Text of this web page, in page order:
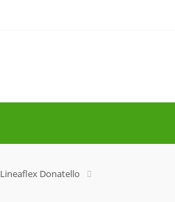
Lineaflex Donatello